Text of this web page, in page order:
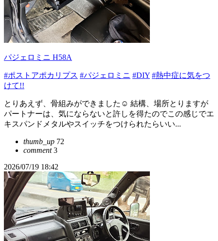
パジェロミニ H58A
#ポストアポカリプス #パジェロミニ #DIY #熱中症に気をつ
けて!!
とりあえず、骨組みができました☺️ 結構、場所とりますが
パートナーは、気にならないと許しを得たのでこの感じでエ
キスパンドメタルやスイッチをつけられたらいい...
thumb_up 72
comment3
2026/07/19 18:42